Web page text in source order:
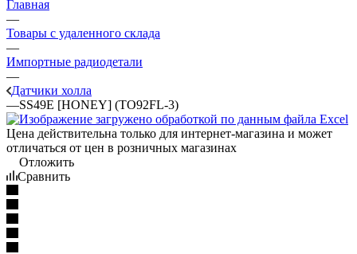
Главная
—
Товары с удаленного склада
—
Импортные радиодетали
—
Датчики холла
—SS49E [HONEY] (TO92FL-3)
Цена действительна только для интернет-магазина и может
отличаться от цен в розничных магазинах
Отложить
Сравнить